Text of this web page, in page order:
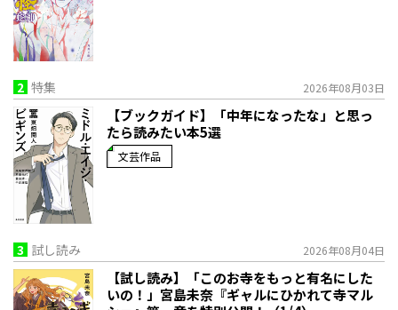
2 特集 2026年08月03日
【ブックガイド】「中年になったな」と思っ
たら読みたい本5選
文芸作品
3 試し読み 2026年08月04日
【試し読み】「このお寺をもっと有名にした
いの！」宮島未奈『ギャルにひかれて寺マル